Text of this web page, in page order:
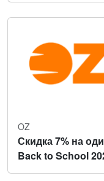
OZ
Скидка 7% на
Back to School